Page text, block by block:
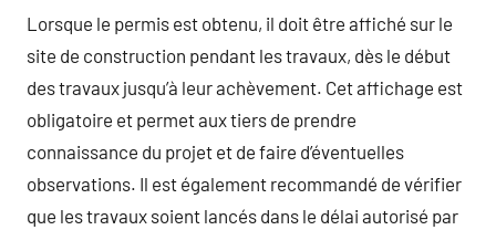
Lorsque le permis est obtenu, il doit être affiché sur le
site de construction pendant les travaux, dès le début
des travaux jusqu’à leur achèvement. Cet affichage est
obligatoire et permet aux tiers de prendre
connaissance du projet et de faire d’éventuelles
observations. Il est également recommandé de vérifier
que les travaux soient lancés dans le délai autorisé par